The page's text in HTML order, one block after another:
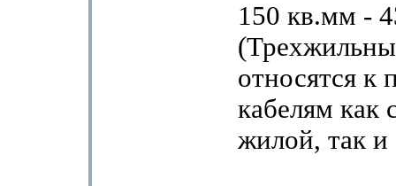
150 кв.мм -
относятся к
кабелям как
жилой, так и